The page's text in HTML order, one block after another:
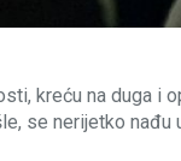
kreću na duga i
se nerijetko